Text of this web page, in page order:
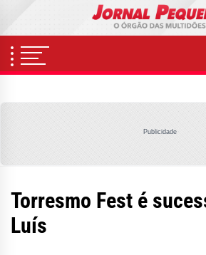
content
Publicidade
Torresmo Fest é
Luís